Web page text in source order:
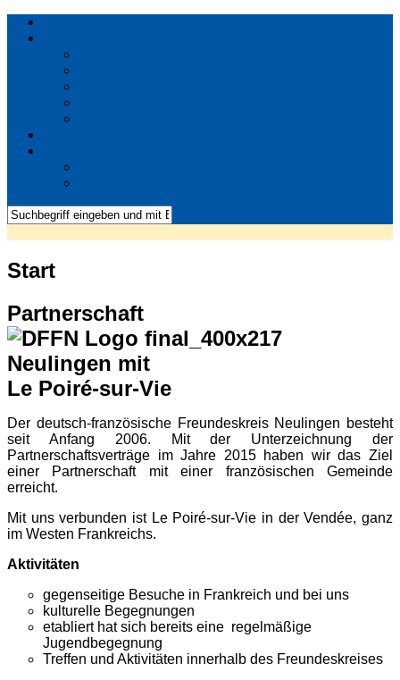
Start
Partnerschaft
Neulingen mit
Le Poiré-sur-Vie
Der deutsch-französische Freundeskreis Neulingen besteht
seit Anfang 2006. Mit der Unterzeichnung der
Partnerschaftsverträge im Jahre 2015 haben wir das Ziel
einer Partnerschaft mit einer französischen Gemeinde
erreicht.
Mit uns verbunden ist Le Poiré-sur-Vie in der Vendée, ganz
im Westen Frankreichs.
Aktivitäten
gegenseitige Besuche in Frankreich und bei uns
kulturelle Begegnungen
etabliert hat sich bereits eine regelmäßige
Jugendbegegnung
Treffen und Aktivitäten innerhalb des Freundeskreises